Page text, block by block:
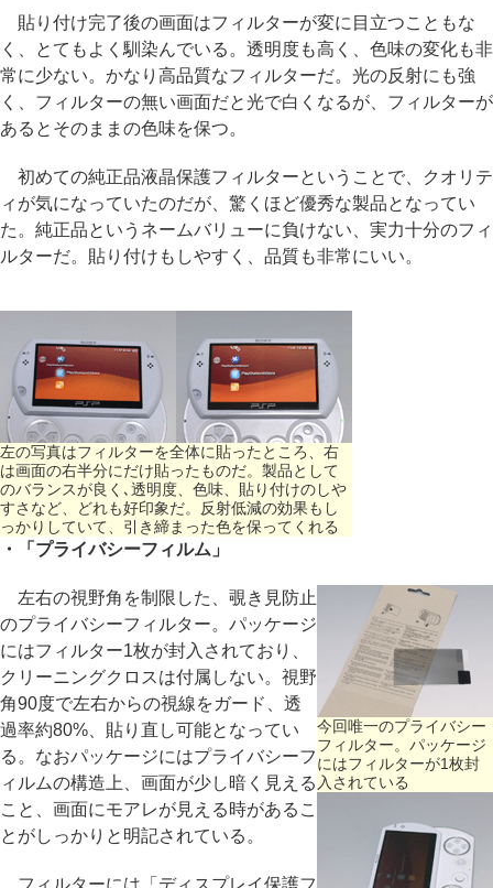
貼り付け完了後の画面はフィルターが変に目立つこともな
く、とてもよく馴染んでいる。透明度も高く、色味の変化も非
常に少ない。かなり高品質なフィルターだ。光の反射にも強
く、フィルターの無い画面だと光で白くなるが、フィルターが
あるとそのままの色味を保つ。
初めての純正品液晶保護フィルターということで、クオリテ
ィが気になっていたのだが、驚くほど優秀な製品となってい
た。純正品というネームバリューに負けない、実力十分のフィ
ルターだ。貼り付けもしやすく、品質も非常にいい。
左の写真はフィルターを全体に貼ったところ、右
は画面の右半分にだけ貼ったものだ。製品として
のバランスが良く､透明度、色味、貼り付けのしや
すさなど、どれも好印象だ。反射低減の効果もし
っかりしていて、引き締まった色を保ってくれる
・「プライバシーフィルム」
今回唯一のプライバシー
フィルター。パッケージ
にはフィルターが1枚封
入されている
左右の視野角を制限した、覗き見防止
のプライバシーフィルター。パッケージ
にはフィルター1枚が封入されており、
クリーニングクロスは付属しない。視野
角90度で左右からの視線をガード、透
過率約80%、貼り直し可能となってい
る。なおパッケージにはプライバシーフ
ィルムの構造上、画面が少し暗く見える
こと、画面にモアレが見える時があるこ
とがしっかりと明記されている。
フィルターには「ディスプレイ保護フ